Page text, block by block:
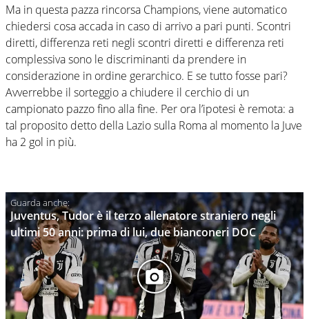
Ma in questa pazza rincorsa Champions, viene automatico
chiedersi cosa accada in caso di arrivo a pari punti. Scontri
diretti, differenza reti negli scontri diretti e differenza reti
complessiva sono le discriminanti da prendere in
considerazione in ordine gerarchico. E se tutto fosse pari?
Avverrebbe il sorteggio a chiudere il cerchio di un
campionato pazzo fino alla fine. Per ora l’ipotesi è remota: a
tal proposito detto della Lazio sulla Roma al momento la Juve
ha 2 gol in più.
Juventus, Tudor è il terzo allenatore straniero negli
ultimi 50 anni: prima di lui, due bianconeri DOC